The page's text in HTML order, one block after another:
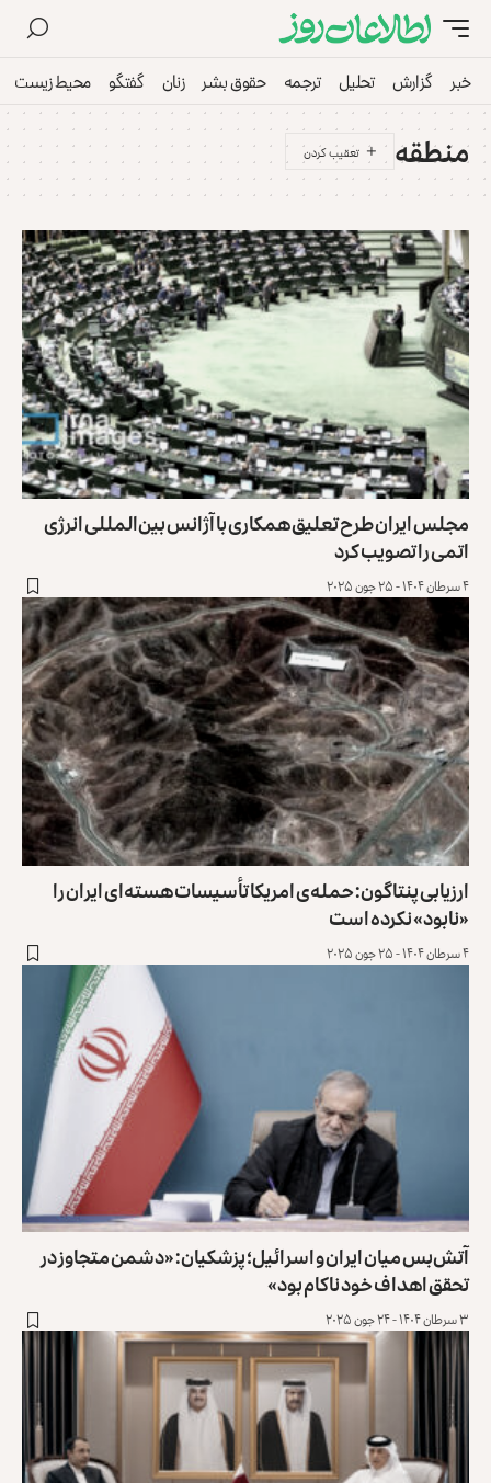
خبر گزارش تحلیل ترجمه حقوق بشر زنان گفتگو محیط زیست
منطقه
مجلس ایران طرح تعلیق همکاری با آژانس بین‌المللی انرژی
اتمی را تصویب کرد
۴ سرطان ۱۴۰۴ - ۲۵ جون ۲۰۲۵
ارزیابی پنتاگون: حمله‌ی امریکا تأسیسات هسته‌ای ایران را
«نابود» نکرده است
۴ سرطان ۱۴۰۴ - ۲۵ جون ۲۰۲۵
آتش‌بس میان ایران و اسرائیل؛ پزشکیان: «دشمن متجاوز در
تحقق اهداف خود ناکام بود»
۳ سرطان ۱۴۰۴ - ۲۴ جون ۲۰۲۵